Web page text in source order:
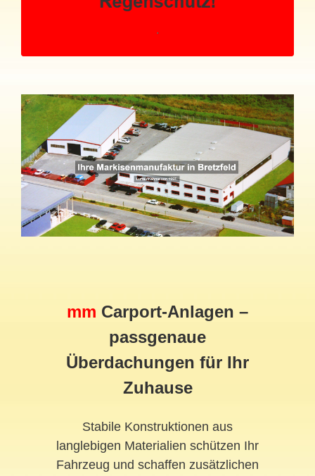
mm Carport-Anlagen –
passgenaue
Überdachungen für Ihr
Zuhause
Stabile Konstruktionen aus
langlebigen Materialien schützen Ihr
Fahrzeug und schaffen zusätzlichen